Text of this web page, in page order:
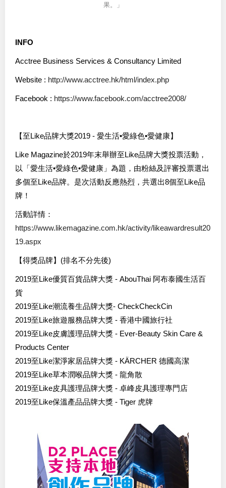
果。」
INFO
Acctree Business Services & Consultancy Limited
Website : http://www.acctree.hk/html/index.php
Facebook : https://www.facebook.com/acctree2008/
【至Like品牌大獎2019 - 愛生活•愛綠色•愛健康】
Like Magazine於2019年末舉辦至Like品牌大獎投票活動，
以「愛生活•愛綠色•愛健康」為題，由粉絲及評審投票選出
多個至Like品牌。是次活動反應熱烈，共選出8個至Like品
牌！
活動詳情：
https://www.likemagazine.com.hk/activity/likeawardresult20
19.aspx
【得獎品牌】(排名不分先後)
2019至Like優質百貨品牌大獎 - AbouThai 阿布泰國生活百
貨
2019至Like潮流養生品牌大獎- CheckCheckCin
2019至Like旅遊服務品牌大獎 - 香港中國旅行社
2019至Like皮膚護理品牌大獎 - Ever-Beauty Skin Care &
Products Center
2019至Like潔淨家居品牌大獎 - KÄRCHER 德國高潔
2019至Like草本潤喉品牌大獎 - 龍角散
2019至Like皮具護理品牌大獎 - 卓峰皮具護理專門店
2019至Like保溫產品品牌大獎 - Tiger 虎牌